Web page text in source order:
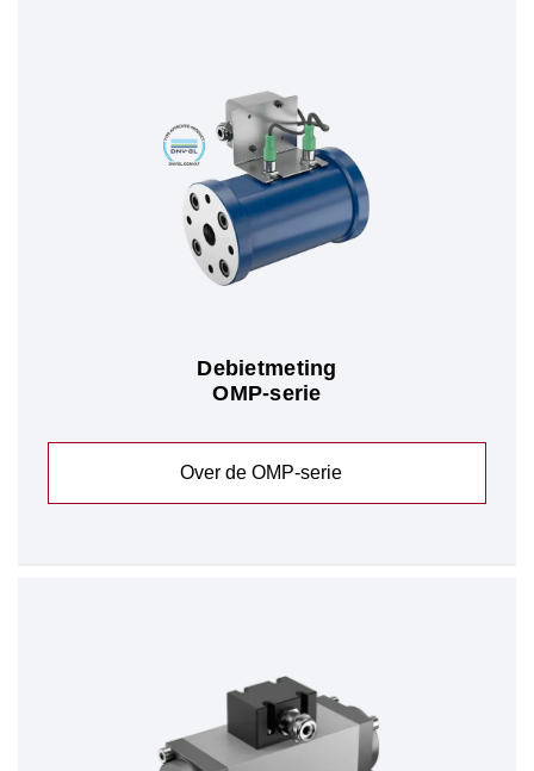
Debietmeting
OMP-serie
Over de OMP-serie